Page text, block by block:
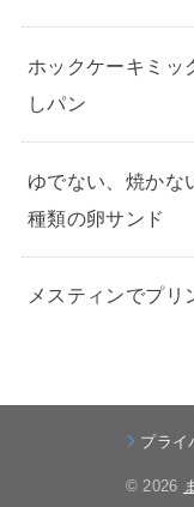
ホックケーキミッ
しパン
ゆでない、焼かな
種類の卵サンド
メスティンでプリ
プライ
© 2026